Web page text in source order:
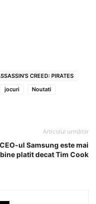
CREED: PIRATES
jocuri
Noutati
Articolul următor
CEO-ul Samsung este mai
bine platit decat Tim Cook